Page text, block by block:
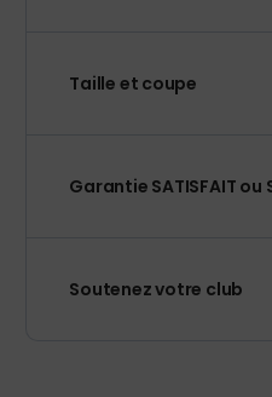
Taille et coupe
Garantie SATISFAIT ou
Soutenez votre club